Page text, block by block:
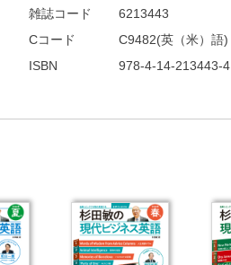
雑誌コード
6213443
Cコード
C9482(英（米）語)
ISBN
978-4-14-213443-4